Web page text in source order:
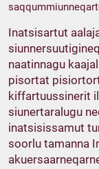
Inatsisartut
naatinnagu
pisortat
kiffartuussinerit
siunertaralugu
inatsisissamut
soorlu tamanna